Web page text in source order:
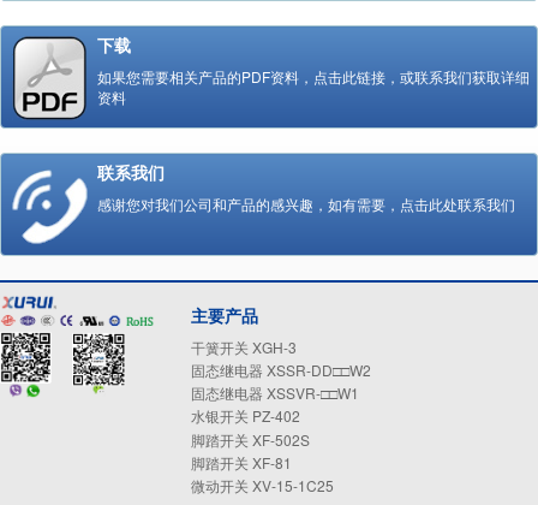
下载
如果您需要相关产品的PDF资料，点击此链接，或联系我们获取详细
资料
联系我们
感谢您对我们公司和产品的感兴趣，如有需要，点击此处联系我们
主要产品
干簧开关 XGH-3
固态继电器 XSSR-DD□□W2
固态继电器 XSSVR-□□W1
水银开关 PZ-402
脚踏开关 XF-502S
脚踏开关 XF-81
微动开关 XV-15-1C25